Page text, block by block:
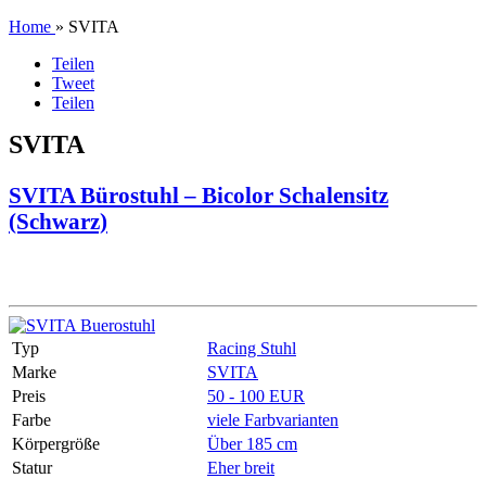
Home » SVITA
Teilen
Tweet
Teilen
SVITA
SVITA Bürostuhl – Bicolor Schalensitz
(Schwarz)
Typ
Racing Stuhl
Marke
SVITA
Preis
50 - 100 EUR
Farbe
viele Farbvarianten
Körpergröße
Über 185 cm
Statur
Eher breit